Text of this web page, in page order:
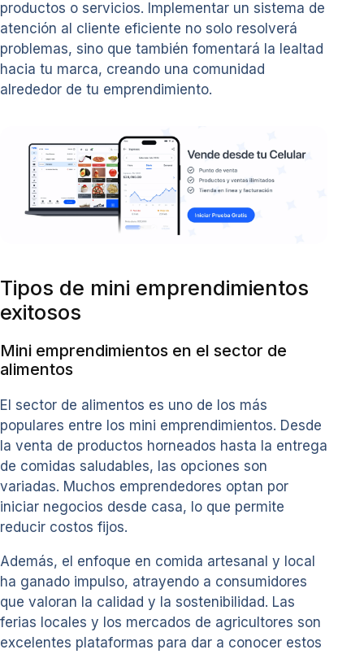
productos o servicios. Implementar un sistema de
atención al cliente eficiente no solo resolverá
problemas, sino que también fomentará la lealtad
hacia tu marca, creando una comunidad
alrededor de tu emprendimiento.
Tipos de mini emprendimientos
exitosos
Mini emprendimientos en el sector de
alimentos
El sector de alimentos es uno de los más
populares entre los mini emprendimientos. Desde
la venta de productos horneados hasta la entrega
de comidas saludables, las opciones son
variadas. Muchos emprendedores optan por
iniciar negocios desde casa, lo que permite
reducir costos fijos.
Además, el enfoque en comida artesanal y local
ha ganado impulso, atrayendo a consumidores
que valoran la calidad y la sostenibilidad. Las
ferias locales y los mercados de agricultores son
excelentes plataformas para dar a conocer estos